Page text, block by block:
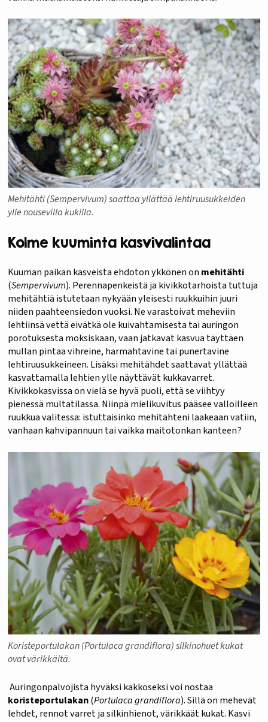
Mehitähti (Sempervivum) saattaa yllättää lehtiruusukkeiden
ylle nousevilla kukilla.
Kolme kuuminta kasvivalintaa
Kuuman paikan kasveista ehdoton ykkönen on mehitähti
(Sempervivum). Perennapenkeistä ja kivikkotarhoista tuttuja
mehitähtiä istutetaan nykyään yleisesti ruukkuihin juuri
niiden paahteensiedon vuoksi. Ne varastoivat meheviin
lehtiinsä vettä eivätkä ole kuivahtamisesta tai auringon
porotuksesta moksiskaan, vaan jatkavat kasvua täyttäen
mullan pintaa vihreine, harmahtavine tai punertavine
lehtiruusukkeineen. Lisäksi mehitähdet saattavat yllättää
kasvattamalla lehtien ylle näyttävät kukkavarret.
Kivikkokasvissa on vielä se hyvä puoli, että se viihtyy
pienessä multatilassa. Niinpä mielikuvitus pääsee valloilleen
ruukkua valitessa: istuttaisinko mehitähteni laakeaan vatiin,
vanhaan kahvipannuun tai vaikka maitotonkan kanteen?
Koristeportulakan (Portulaca grandiflora) silkinohuet kukat
ovat värikkäitä.
Auringonpalvojista hyväksi kakkoseksi voi nostaa
koristeportulakan(Portulaca grandiflora). Sillä on mehevät
lehdet, rennot varret ja silkinhienot, värikkäät kukat. Kasvi